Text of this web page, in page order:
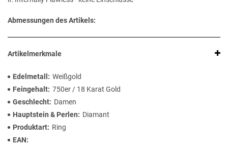
Abmessungen des Artikels:
Artikelmerkmale
Edelmetall
Weißgold
Feingehalt 750er / 18 Karat Gold
Geschlecht
Damen
Hauptstein & Perlen
Diamant
Produktart
Ring
EAN